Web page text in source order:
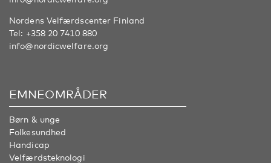
Nordens Velfærdscenter Finland
Tel: +358 20 7410 880
info@nordicwelfare.org
EMNEOMRÅDER
Børn & unge
Folkesundhed
Handicap
Velfærdsteknologi